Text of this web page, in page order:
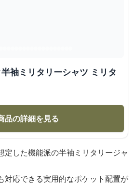
袖ミリタリーシャツ ミリタ
品の詳細を見る
定した機能派の半袖ミリタリージャ
対応できる実用的なポケット配置が